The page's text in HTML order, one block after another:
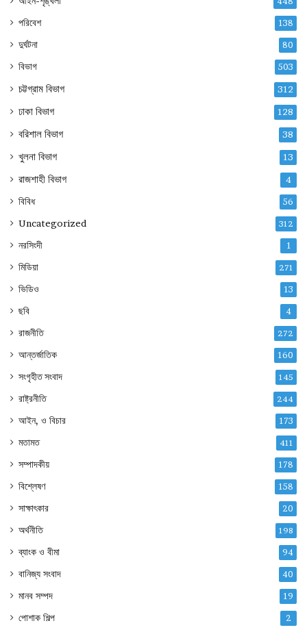
পরিবেশ 138
দুর্ঘটনা 80
বিভাগ 503
চট্টগ্রাম বিভাগ 312
ঢাকা বিভাগ 128
বরিশাল বিভাগ 38
খুলনা বিভাগ 13
রাজশাহী বিভাগ 4
বিবিধ 56
Uncategorized 312
নরসিংদী 1
মিডিয়া 271
ভিডিও 13
ছবি 4
রাজনীতি 272
আন্তর্জাতিক 160
সংগৃহীত সংবাদ 145
রাষ্ট্রনীতি 244
আইন, ও বিচার 173
মতামত 411
সম্পাদকীয় 178
বিশ্লেষণ 158
সাক্ষাৎকার 20
অর্থনীতি 198
ব্যাংক ও বীমা 94
বানিজ্য সংবাদ 40
মানব সম্পদ 19
পোশাক শিল্প 2